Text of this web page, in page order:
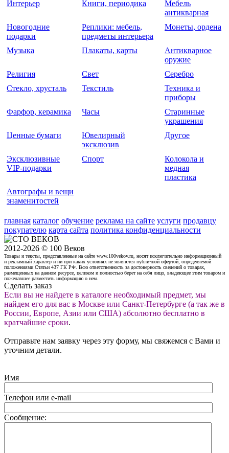
Интерьер
Книги, периодика
Мебель
антикварная
Новогодние
подарки
Реплики: мебель,
предметы интерьера
Монеты, ордена
Музыка Плакаты, карты
Антикварное
оружие
Религия
Свет
Серебро
Стекло, хрусталь
Текстиль
Техника и
приборы
Фарфор, керамика
Часы
Старинные
украшения
Ценные бумаги
Ювелирный
эксклюзив
Другое
Эксклюзивные
VIP-подарки
Спорт
Колокола и
медная
пластика
Автографы и вещи
знаменитостей
главная каталог обучение реклама на сайте услуги продавцу
покупателю карта сайта политика конфиденциальности
2012-2026 © 100 Веков
Товары и тексты, представленные на сайте www.100vekov.ru, носят исключительно информационный
и рекламный характер и ни при каких условиях не являются публичной офертой, определяемой
положениями Статьи 437 ГК РФ. Всю ответственность за достоверность сведений о товарах,
размещенных на данном ресурсе, целиком и полностью берет на себя лицо, владеющее этим товаром и
пожелавшее разместить информацию о нем.
Сделать заказ
Если вы не найдете в каталоге необходимый предмет, мы
найдем его для вас в Москве или Санкт-Петербурге (а так же в
России, Европе, Азии или США) абсолютно бесплатно в
кратчайшие сроки.
Отправьте нам заявку через эту форму, мы свяжемся с Вами и
уточним детали.
Имя
Телефон или e-mail
Сообщение: